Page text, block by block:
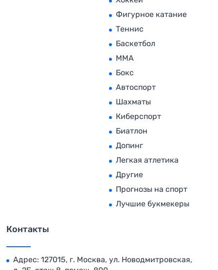
Фигурное катание
Теннис
Баскетбол
MMA
Бокс
Автоспорт
Шахматы
Киберспорт
Биатлон
Допинг
Легкая атлетика
Другие
Прогнозы на спорт
Лучшие букмекеры
Контакты
Адрес: 127015, г. Москва, ул. Новодмитровская,